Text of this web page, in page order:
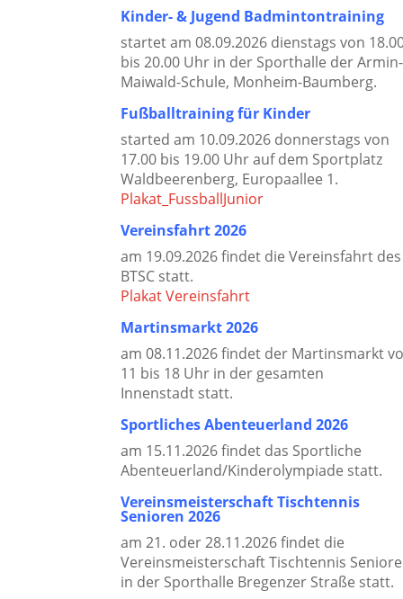
Kinder- & Jugend Badmintontraining
startet am 08.09.2026 dienstags von
bis 20.00 Uhr in der Sporthalle der Armin-
Maiwald-Schule, Monheim-Baumberg.
Fußballtraining für Kinder
started am 10.09.2026 donnerstags von
17.00 bis 19.00 Uhr auf dem Sportplatz
Waldbeerenberg, Europaallee 1.
Plakat_FussballJunior
Vereinsfahrt 2026
am 19.09.2026 findet die Vereinsfahrt des
BTSC statt.
Plakat Vereinsfahrt
Martinsmarkt 2026
am 08.11.2026 findet der Martinsmarkt
11 bis 18 Uhr in der gesamten
Innenstadt statt.
Sportliches Abenteuerland 2026
am 15.11.2026 findet das Sportliche
Abenteuerland/Kinderolympiade statt.
Vereinsmeisterschaft Tischtennis
Senioren 2026
am 21. oder 28.11.2026 findet die
Vereinsmeisterschaft Tischtennis
in der Sporthalle Bregenzer Straße statt.